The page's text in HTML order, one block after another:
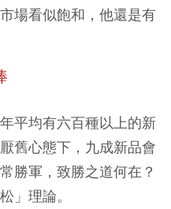
場看似飽和，他還是有
平均有六百種以上的新
舊心態下，九成新品會
勝軍，致勝之道何在？
」理論。